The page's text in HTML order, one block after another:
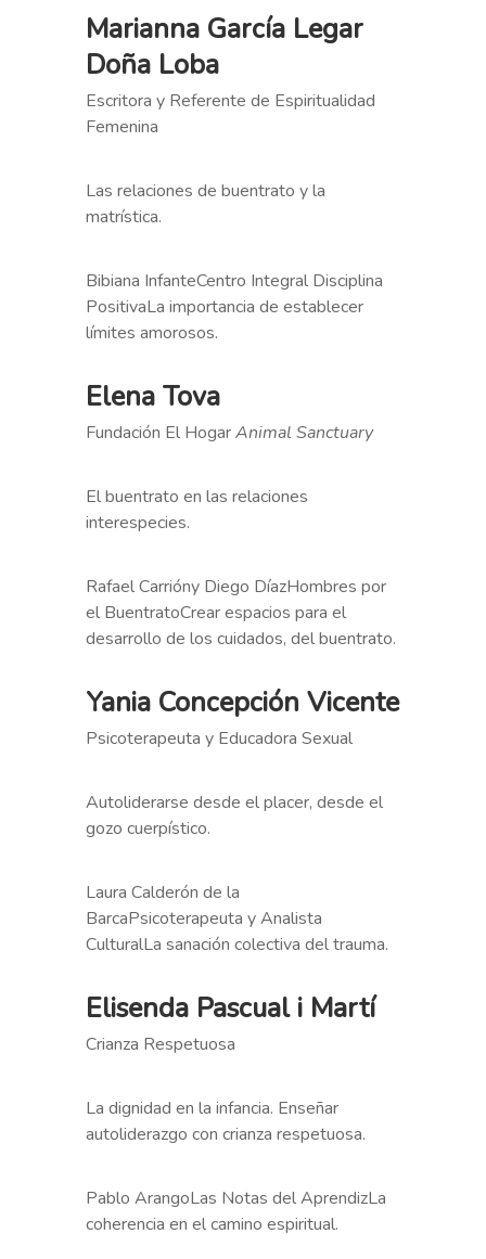
Marianna García Legar
Doña Loba
Escritora y Referente de Espiritualidad
Femenina
Las relaciones de buentrato y la
matrística.
Bibiana InfanteCentro Integral Disciplina
PositivaLa importancia de establecer
límites amorosos.
Elena Tova
Fundación El HogarAnimal Sanctuary
El buentrato en las relaciones
interespecies.
Rafael Carrióny Diego DíazHombres por
el BuentratoCrear espacios para el
desarrollo de los cuidados, del buentrato.
Yania Concepción Vicente
Psicoterapeuta y Educadora Sexual
Autoliderarse desde el placer, desde el
gozo cuerpístico.
Laura Calderón de la
BarcaPsicoterapeuta y Analista
CulturalLa sanación colectiva del trauma.
Elisenda Pascual i Martí
Crianza Respetuosa
La dignidad en la infancia. Enseñar
autoliderazgo con crianza respetuosa.
Pablo ArangoLas Notas del AprendizLa
coherencia en el camino espiritual.